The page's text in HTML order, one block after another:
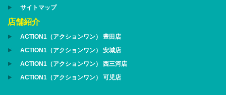
サイトマップ
店舗紹介
ACTION1（アクションワン） 豊田店
ACTION1（アクションワン） 安城店
ACTION1（アクションワン） 西三河店
ACTION1（アクションワン） 可児店